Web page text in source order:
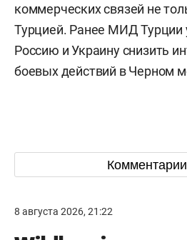
коммерческих связей не
Турцией. Ранее МИД Турции
Россию и Украину снизить
боевых действий в Черном
Комментарии
8 августа 2026, 21:22